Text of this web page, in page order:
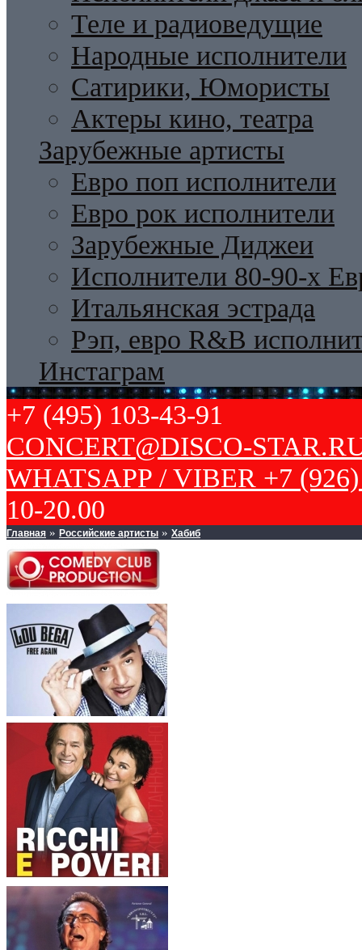
Теле и радиоведущие
Народные исполнители
Сатирики, Юмористы
Актеры кино, театра
Зарубежные артисты
Евро поп исполнители
Евро рок исполнители
Зарубежные Диджеи
Исполнители 80-90-х
Итальянская эстрада
Рэп, евро R&B
Инстаграм
+7 (495) 103-43-91
CONCERT@DISCO-
WHATSAPP / VIBER +7
10-20.00
Главная » Российские артисты » Хабиб